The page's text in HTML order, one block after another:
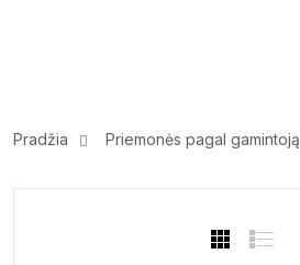
Pradžia Priemonės pagal gamintoją